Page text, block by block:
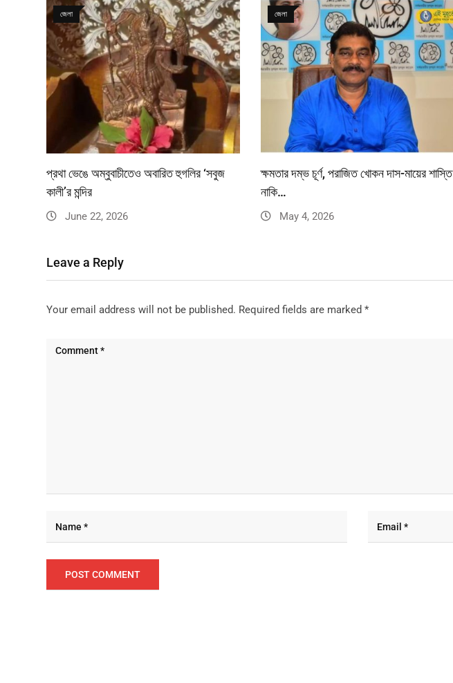
জেলা
প্রথা ভেঙে অম্বুবাচীতেও অবারিত হুগলির ‘সবুজ
কালী’র মন্দির
June 22, 2026
জেলা
ক্ষমতার দম্ভ চূর্ণ, পরাজিত খোকন দাস-মায়ের শাস্তি
নাকি…
May 4, 2026
Leave a Reply
Your email address will not be published. Required fields are marked *